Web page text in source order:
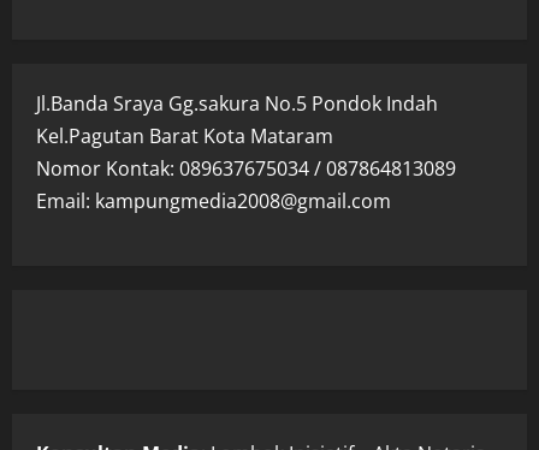
Jl.Banda Sraya Gg.sakura No.5 Pondok Indah
Kel.Pagutan Barat Kota Mataram
Nomor Kontak: 089637675034 / 087864813089
Email: kampungmedia2008@gmail.com